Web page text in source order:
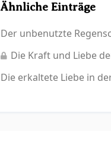
Ähnliche Einträge
Der unbenutzte
Die Kraft und Liebe
Die erkaltete Liebe in